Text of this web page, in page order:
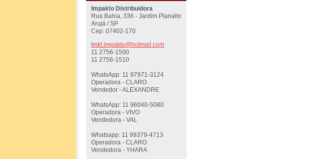
Impakto Distribuidora
Rua Bahia, 336 - Jardim Planalto
Arujá / SP
Cep: 07402-170
tmkt.impakto@hotmail.com
11 2756-1500
11 2756-1510
WhatsApp: 11 97971-3124
Operadora - CLARO
Vendedor - ALEXANDRE
WhatsApp: 11 96040-5080
Operadora - VIVO
Vendedora - VAL
Whatsapp: 11 99379-4713
Operadora - CLARO
Vendedora - YHARA